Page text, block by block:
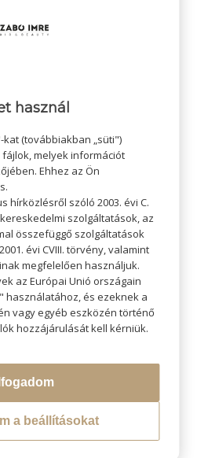
közben
használ
(továbbiakban „süti")
melyek információt
Ehhez az Ön
hírközlésről szóló 2003. évi C.
szolgáltatások, az
összefüggő szolgáltatások
évi CVIII. törvény, valamint
megfelelően használjuk.
az Európai Unió országain
használatához, és ezeknek a
vagy egyéb eszközén történő
hozzájárulását kell kérniük.
a beállításokat